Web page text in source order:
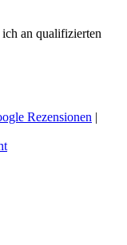
an qualifizierten
Rezensionen |